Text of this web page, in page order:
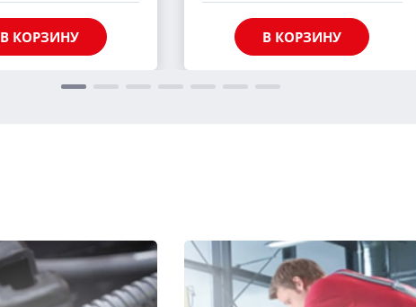
В КОРЗИНУ В КОРЗИНУ